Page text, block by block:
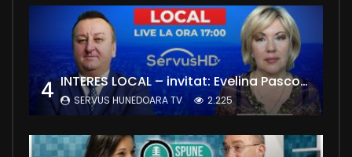
4 INTERES LOCAL – invitat: Evelina Pasconi – Vicepreședinte Asociația Casa Divină
SERVUS HUNEDOARA TV 2.225